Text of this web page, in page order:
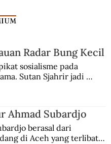
Ular
Radar Bung Kecil
sosialisme pada
Sutan Sjahrir jadi
Ahmad Subardjo
berasal dari
di Aceh yang terlibat